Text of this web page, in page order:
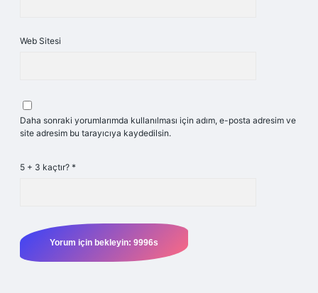
Web Sitesi
Daha sonraki yorumlarımda kullanılması için adım, e-posta adresim ve
site adresim bu tarayıcıya kaydedilsin.
5 + 3 kaçtır? *